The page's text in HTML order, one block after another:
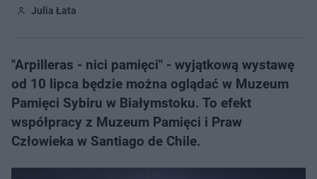
Julia Łata
"Arpilleras - nici pamięci" - wyjątkową wystawę
od 10 lipca będzie można oglądać w Muzeum
Pamięci Sybiru w Białymstoku. To efekt
współpracy z Muzeum Pamięci i Praw
Człowieka w Santiago de Chile.